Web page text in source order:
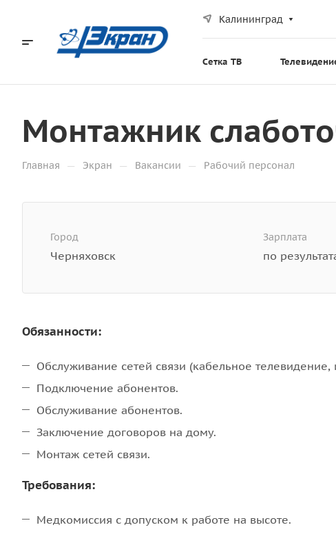
Калининград
Сетка ТВ
Монтажник
Главная — Экран — Вакансии — Рабочий персонал
Город
Черняховск
Зарплата
по
Обязанности:
Обслуживание сетей связи (кабельное телевидение,
Подключение абонентов.
Обслуживание абонентов.
Заключение договоров на дому.
Монтаж сетей связи.
Требования:
Медкомиссия с допуском к работе на высоте.